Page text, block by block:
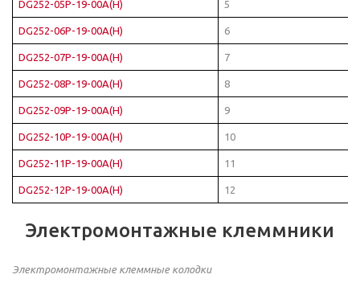
DG252-05P-19-00A(H) 5
DG252-06P-19-00A(H) 6
DG252-07P-19-00A(H) 7
DG252-08P-19-00A(H) 8
DG252-09P-19-00A(H) 9
DG252-10P-19-00A(H) 10
DG252-11P-19-00A(H) 11
DG252-12P-19-00A(H) 12
Электромонтажные клеммники
Электромонтажные клеммные колодки